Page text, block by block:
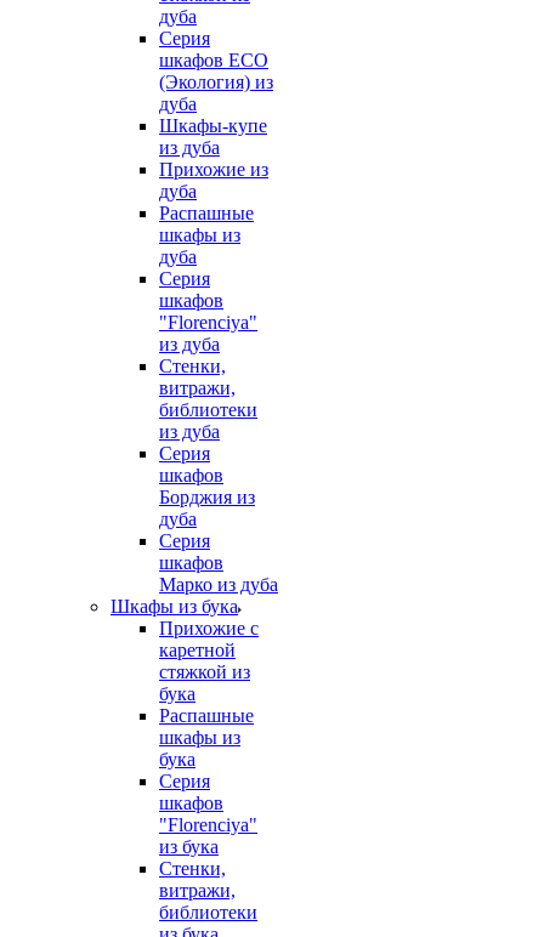
дуба
Серия
шкафов ECO
(Экология) из
дуба
Шкафы-купе
из дуба
Прихожие из
дуба
Распашные
шкафы из
дуба
Серия
шкафов
"Florenciya"
из дуба
Стенки,
витражи,
библиотеки
из дуба
Серия
шкафов
Борджия из
дуба
Серия
шкафов
Марко из дуба
Шкафы из бука
Прихожие с
каретной
стяжкой из
бука
Распашные
шкафы из
бука
Серия
шкафов
"Florenciya"
из бука
Стенки,
витражи,
библиотеки